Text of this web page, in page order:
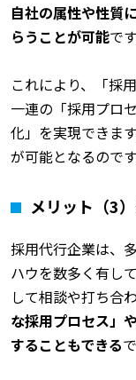
自社の属性や性質
らうことが可能です
これにより、「採
一連の「採用プロ
化」を実現できま
が可能となるのです
メリット（3
採用代行企業は、
ハウを数多く有し
して相談や打ち合
な採用プロセス」
することもできる